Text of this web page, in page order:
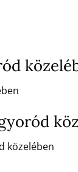
közelében